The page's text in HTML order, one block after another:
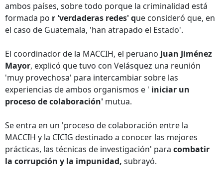
ambos países, sobre todo porque la criminalidad está
formada po r 'verdaderas redes' que consideró que, en
el caso de Guatemala, 'han atrapado el Estado'.
El coordinador de la MACCIH, el peruano Juan Jiménez
Mayor, explicó que tuvo con Velásquez una reunión
'muy provechosa' para intercambiar sobre las
experiencias de ambos organismos e ' iniciar un
proceso de colaboración' mutua.
Se entra en un 'proceso de colaboración entre la
MACCIH y la CICIG destinado a conocer las mejores
prácticas, las técnicas de investigación' para combatir
la corrupción y la impunidad, subrayó.